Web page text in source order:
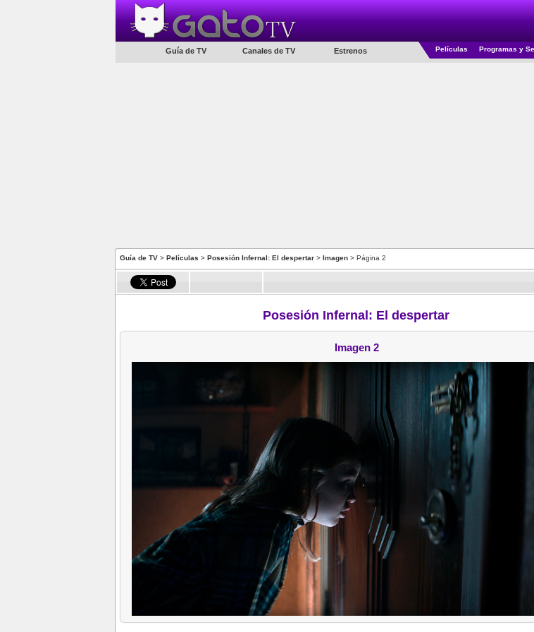
Guía de TV Canales de TV Estrenos Películas Programas y
Guía de TV > Películas > Posesión Infernal: El despertar > Imagen > Página 2
Posesión Infernal: El despertar
Imagen 2